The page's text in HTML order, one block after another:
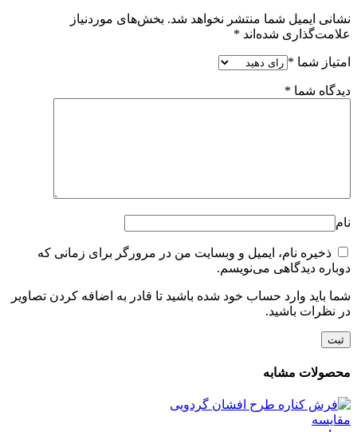
نشانی ایمیل شما منتشر نخواهد شد. بخش‌های موردنیاز
علامت‌گذاری شده‌اند *
امتیاز شما *
دیدگاه شما *
نام
ذخیره نام، ایمیل و وبسایت من در مرورگر برای زمانی که
دوباره دیدگاهی می‌نویسم.
شما باید وارد حساب خود شده باشید تا قادر به اضافه کردن تصاویر
در نظرات باشید.
محصولات مشابه
مقایسه